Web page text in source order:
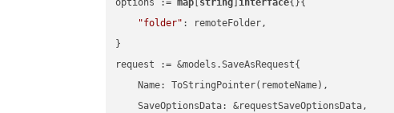
options := map string ]interface{}{
"folder" : remoteFolder,
}
request := &models.SaveAsRequest{
    Name: ToStringPointer(remoteName),
    SaveOptionsData: &requestSaveOptionsData,